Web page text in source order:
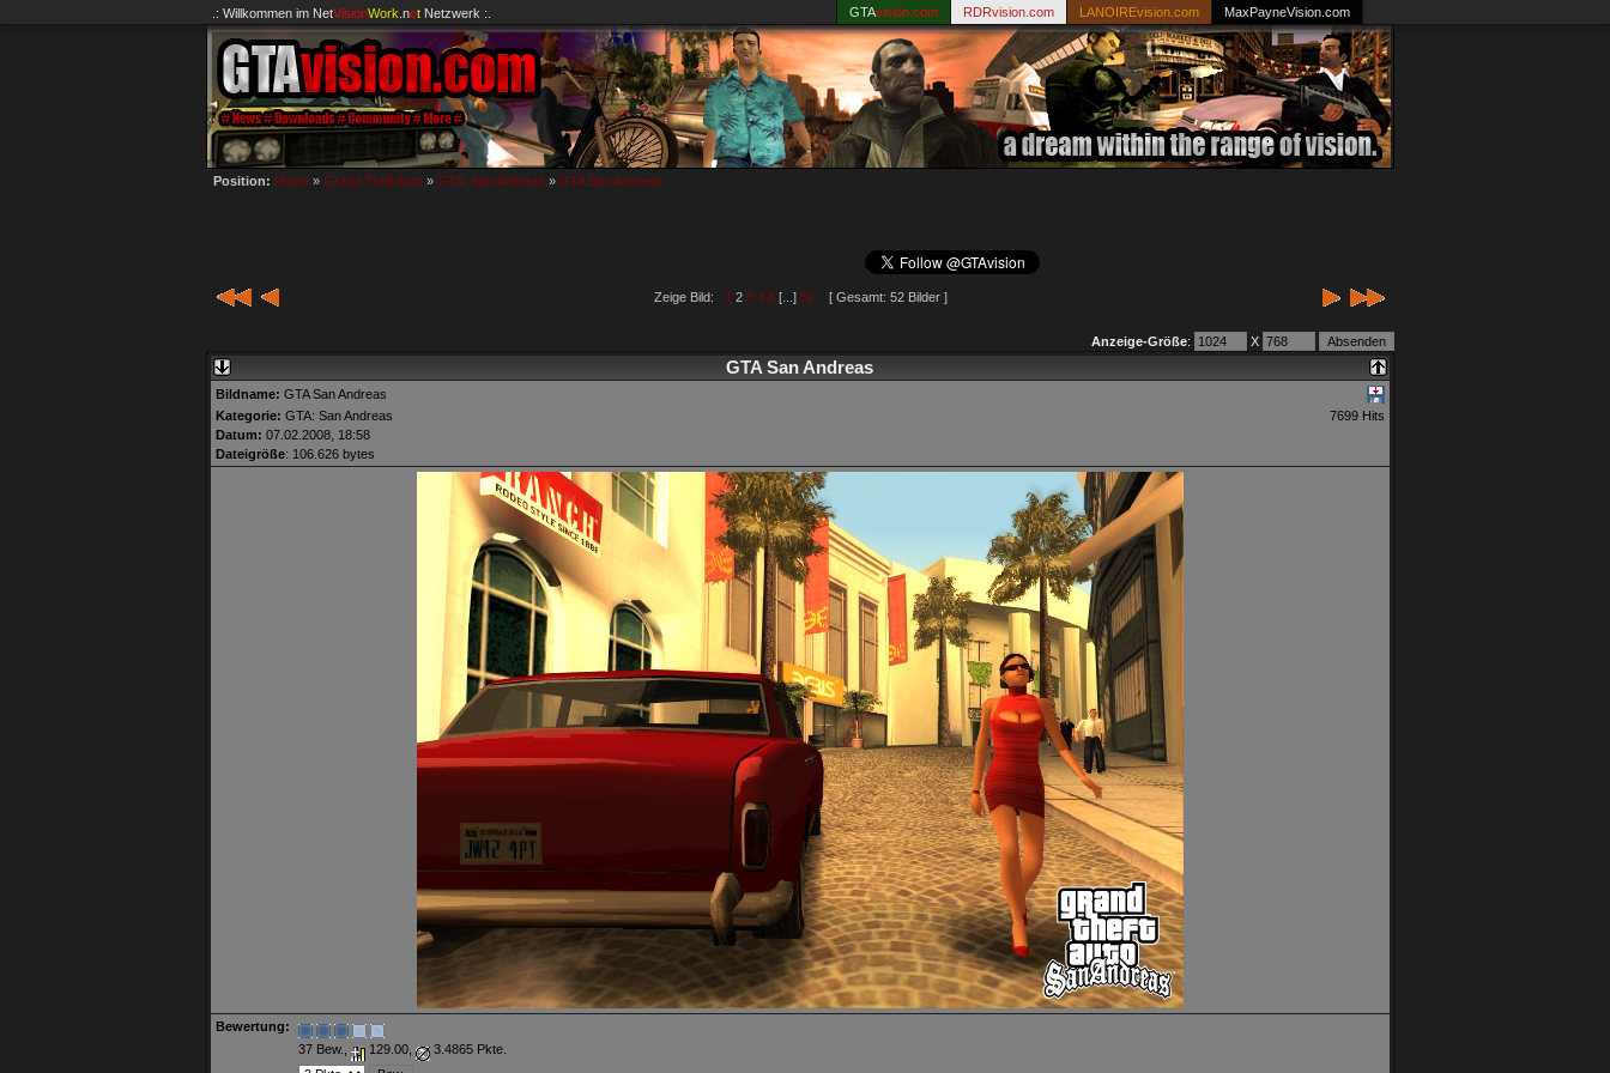
.: Willkommen im NetVisionWork .net Netzwerk :. GTAvision.com RDRvision.com LANOIREvision.com MaxPayneVision.com
Position: Home » Grand Theft Auto » GTA: San Andreas » GTA San Andreas
Zeige Bild: 1 2 3 4 5[...] 52[ Gesamt: 52 Bilder ]
Anzeige-Größe: X
GTA San Andreas
Bildname: GTA San Andreas
Kategorie: GTA: San Andreas
7699 Hits
Datum: 07.02.2008, 18:58
Dateigröße: 106.626 bytes
Bewertung:
37 Bew.,
129.00, 3.4865 Pkte.